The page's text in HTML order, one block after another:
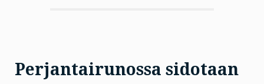
Perjantairunossa sidotaan